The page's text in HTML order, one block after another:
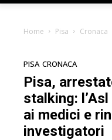
Home Pisa Cronaca
PISA CRONACA
Pisa,
stalking:
ai medici e
investigatori